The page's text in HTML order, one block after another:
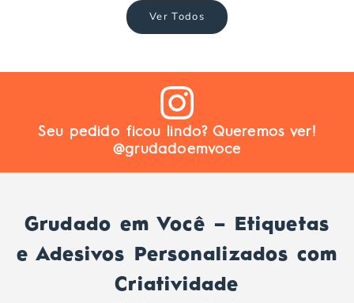
Ver Todos
Seu pedido ficou lindo? Queremos ver!
@grudadoemvoce
Grudado em Você – Etiquetas
e Adesivos Personalizados com
Criatividade